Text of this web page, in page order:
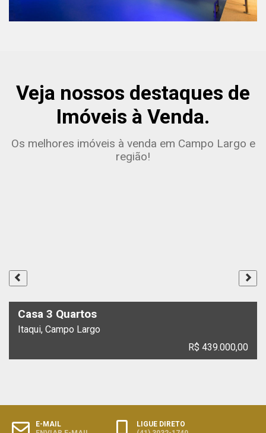
Veja nossos destaques de
Imóveis à Venda.
Os melhores imóveis à venda em Campo Largo e
região!
Casa 3 Quartos
Itaqui, Campo Largo
R$ 439.000,00
E-MAIL
LIGUE DIRETO